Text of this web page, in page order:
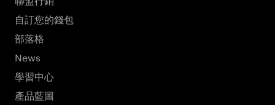
自訂您的錢包
部落格
News
學習中心
產品藍圖